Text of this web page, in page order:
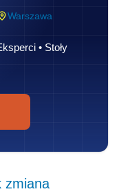
Warszawa
• Stoły
zmiana